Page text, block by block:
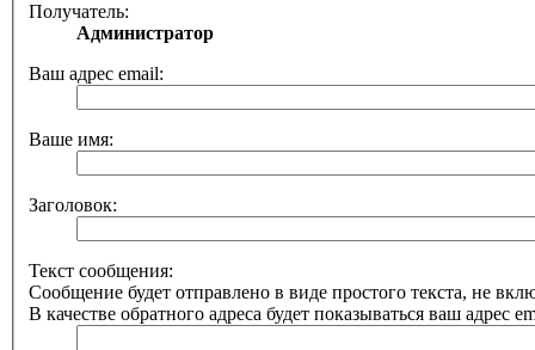
Получатель:
Администратор
Ваш адрес email:
Ваше имя:
Заголовок:
Текст сообщения:
Сообщение будет отправлено в виде простого текста, не
В качестве обратного адреса будет показываться ваш адрес